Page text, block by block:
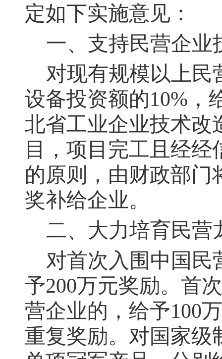
定如下实施意见：
一、支持民营企业
对现有规模以上民
设备投资额的10%，
北省工业企业技术改
目，项目完工且经
的原则，由财政部门
奖补给企业。
二、大力培育民营
对首次入围中国民
予200万元奖励。首
营企业的，给予100
重复奖励。对国家级